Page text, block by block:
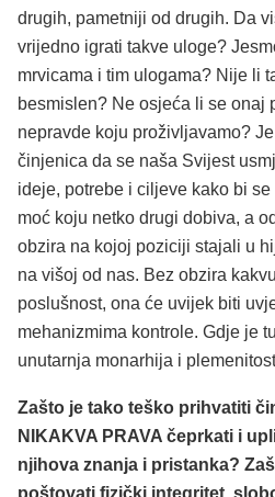
drugih, pametniji od drugih. Da
vrijedno igrati takve uloge?
mrvicama i tim ulogama? Nije li
besmislen? Ne osjeća li se onaj
nepravde koju proživljavamo?
činjenica da se naša Svijest
ideje, potrebe i ciljeve kako bi
moć koju netko drugi dobiva, a
obzira na kojoj poziciji stajali u
na višoj od nas. Bez obzira
poslušnost, ona će uvijek biti
mehanizmima kontrole. Gdje je
unutarnja monarhija i
Zašto je tako teško prihvatiti
NIKAKVA PRAVA čeprkati i
njihova znanja i pristanka?